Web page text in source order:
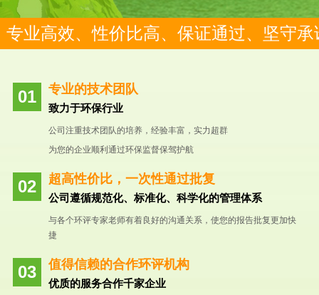
专业高效、性价比高、保证通过、坚守承
专业的技术团队
致力于环保行业
公司注重技术团队的培养，经验丰富，实力超群
为您的企业顺利通过环保监督保驾护航
超高性价比，一次性通过批复
公司遵循规范化、标准化、科学化的管理体系
与各个环评专家老师有着良好的沟通关系，使您的报告批复更加快
捷
值得信赖的合作环评机构
优质的服务合作千家企业